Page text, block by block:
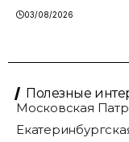
03/08/2026
Полезные
Московская